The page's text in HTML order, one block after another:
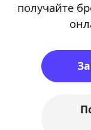
получайте